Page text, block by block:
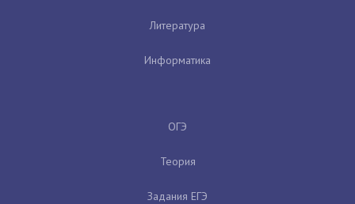
Литература
Информатика
ОГЭ
Теория
Задания ЕГЭ